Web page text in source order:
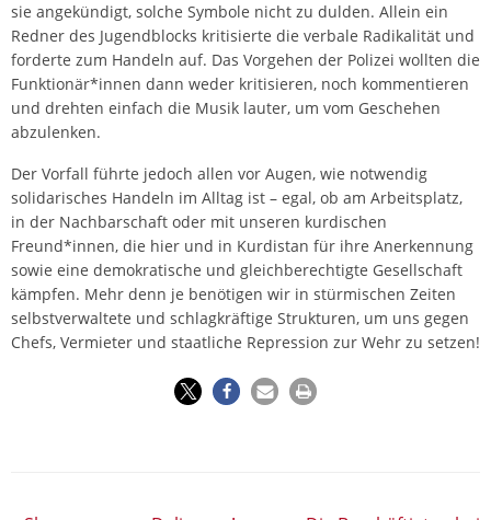
sie angekündigt, solche Symbole nicht zu dulden. Allein ein
Redner des Jugendblocks kritisierte die verbale Radikalität und
forderte zum Handeln auf. Das Vorgehen der Polizei wollten die
Funktionär*innen dann weder kritisieren, noch kommentieren
und drehten einfach die Musik lauter, um vom Geschehen
abzulenken.
Der Vorfall führte jedoch allen vor Augen, wie notwendig
solidarisches Handeln im Alltag ist – egal, ob am Arbeitsplatz,
in der Nachbarschaft oder mit unseren kurdischen
Freund*innen, die hier und in Kurdistan für ihre Anerkennung
sowie eine demokratische und gleichberechtigte Gesellschaft
kämpfen. Mehr denn je benötigen wir in stürmischen Zeiten
selbstverwaltete und schlagkräftige Strukturen, um uns gegen
Chefs, Vermieter und staatliche Repression zur Wehr zu setzen!